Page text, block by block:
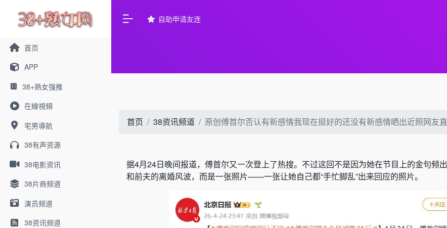
首页
APP
38+熟女强推
在線視頻
宅男導航
38有声资源
38电影资讯
38片商频道
演员频道
38资讯频道
自助申请友连
首页 38资讯频道 原创傅首尔否认有新感情我现在挺好的还没有新感情晒出近照网友
据4月24日晚间报道，傅首尔又一次登上了热搜。不过这回不是因为她在节目上的金句频
和前夫的离婚风波，而是一张照片——一张让她自己都“手忙脚乱”出来回应的照片。